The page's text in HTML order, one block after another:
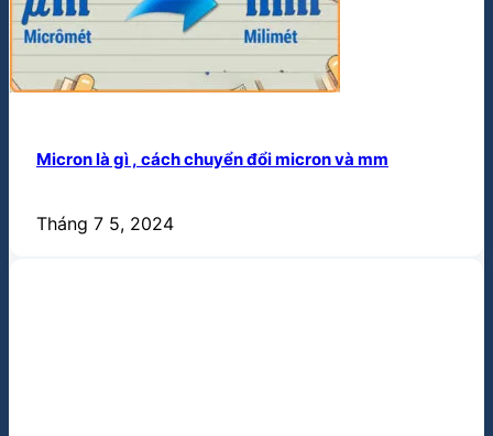
Micron là gì , cách chuyển đổi micron và mm
Tháng 7 5, 2024